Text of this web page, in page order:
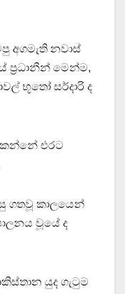
අගමැති නවාස්
ප්‍රධානීන් මෙන්ම,
භූතෝ සර්දාරි ද
එරට
ගතවූ කාලයෙන්
වූයේ ද
යුද ගැටුම